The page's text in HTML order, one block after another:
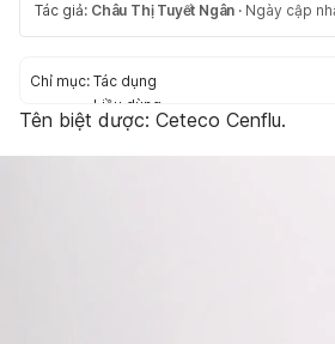
Tác giả: Châu Thị Tuyết Ngân · Ngày cập
Chỉ mục: Tác dụng
Liều dùng
Cách dùng
Tác dụng phụ
Tên biệt dược: Ceteco Cenflu.